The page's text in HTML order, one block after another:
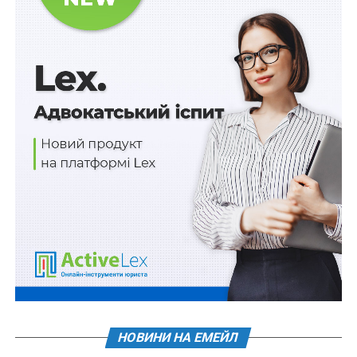
школи вищої спортивної майстерності, центри
олімпійської підготовки тощо не мають права на
отримання в оренду державного і комунального
майна без проведення аукціону, а це суттєво
ускладнює їх роботу, створює додаткові витрати та
бюрократичну тяганину.
«Тому, якщо сотні тисяч дітей будуть позбавлені
можливостей займатися спортом через суттєве
зростання вартості оренди, навіть фінансові здобутки
державного та місцевих бюджетів від проведення
аукціонів будуть знівельовані витратами,
пов’язаними з погіршенням здоров’я дітей та
збільшенням дитячої злочинності», –зауважилив
Комітеті.
НОВИНИ НА ЕМЕЙЛ